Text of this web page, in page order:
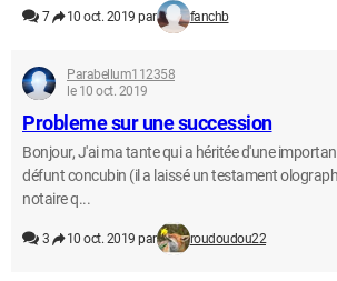
7 10 oct. 2019 par fanchb
Parabellum112358
le 10 oct. 2019
Probleme sur une succession
Bonjour, J'ai ma tante qui a héritée d'une
défunt concubin (il a laissé un testament
notaire q...
3 10 oct. 2019 par roudoudou22